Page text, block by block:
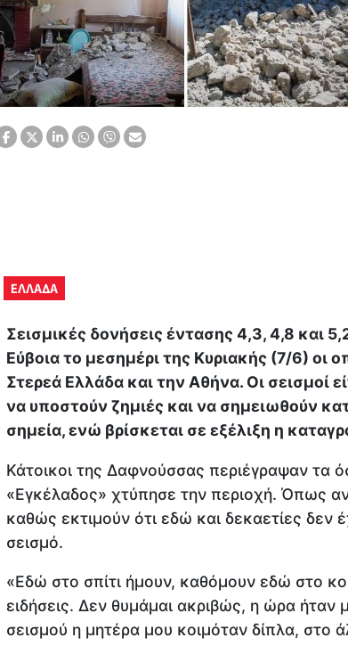
ΕΛΛΑΔΑ
Σεισμικές δονήσεις έντασης 4,3, 4,8 και
Εύβοια το μεσημέρι της Κυριακής (7/6) οι
Στερεά Ελλάδα και την Αθήνα. Οι σεισμοί
να υποστούν ζημιές και να σημειωθούν
σημεία, ενώ βρίσκεται σε εξέλιξη η
Κάτοικοι της Δαφνούσσας περιέγραψαν τα
«Εγκέλαδος» χτύπησε την περιοχή. Όπως
καθώς εκτιμούν ότι εδώ και δεκαετίες δεν
σεισμό.
«Εδώ στο σπίτι ήμουν, καθόμουν εδώ στο
ειδήσεις. Δεν θυμάμαι ακριβώς, η ώρα ήταν
σεισμού η μητέρα μου κοιμόταν δίπλα, στο